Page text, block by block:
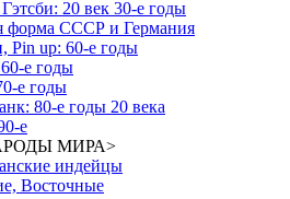
20 век 30-е годы
форма СССР и Германия
Pin up: 60-е годы
е годы
е годы
80-е годы 20 века
е
МИРА>
индейцы
Восточные